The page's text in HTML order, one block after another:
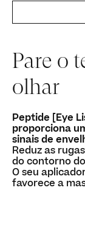
Pare o
olhar
Peptide [Eye
proporciona
sinais de
Reduz as
do contorno
O seu
favorece a